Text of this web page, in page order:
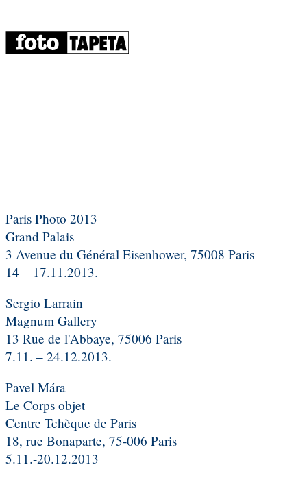
Paris Photo 2013
Grand Palais
3 Avenue du Général Eisenhower, 75008 Paris
14 – 17.11.2013.
Sergio Larrain
Magnum Gallery
13 Rue de l'Abbaye, 75006 Paris
7.11. – 24.12.2013.
Pavel Mára
Le Corps objet
Centre Tchèque de Paris
18, rue Bonaparte, 75-006 Paris
5.11.-20.12.2013